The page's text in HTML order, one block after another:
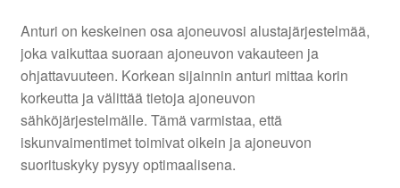
Anturi on keskeinen osa ajoneuvosi alustajärjestelmää,
joka vaikuttaa suoraan ajoneuvon vakauteen ja
ohjattavuuteen. Korkean sijainnin anturi mittaa korin
korkeutta ja välittää tietoja ajoneuvon
sähköjärjestelmälle. Tämä varmistaa, että
iskunvaimentimet toimivat oikein ja ajoneuvon
suorituskyky pysyy optimaalisena.